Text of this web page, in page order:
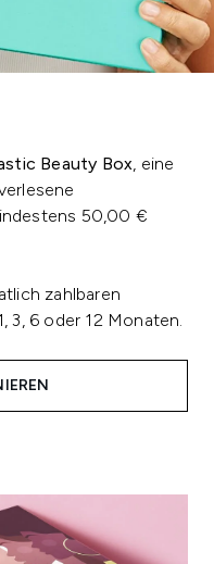
Beauty Box, eine
50,00 €
zahlbaren
3, 6 oder 12 Monaten.